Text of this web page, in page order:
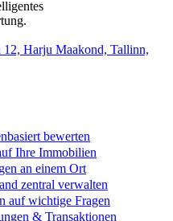
12, Harju Maakond, Tallinn,
bewerten
Ihre Immobilien
an einem Ort
zentral verwalten
auf wichtige Fragen
& Transaktionen